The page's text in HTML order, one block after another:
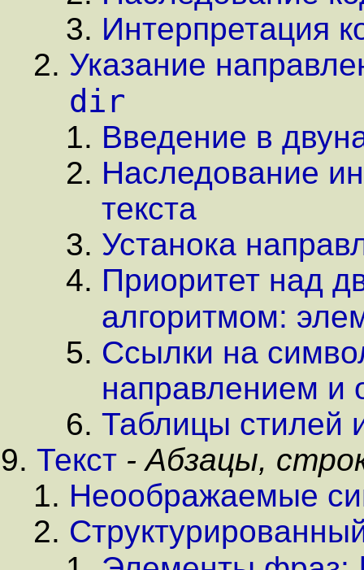
Интерпретация
Указание
dir
Введение в
Наследование
текста
Устанока
Приоритет над
алгоритмом:
Ссылки на
направлением и
Таблицы стилей
Текст - Абзацы,
Неоображаемые